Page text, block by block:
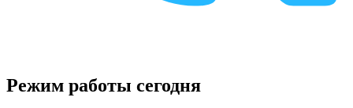
Режим работы сегодня